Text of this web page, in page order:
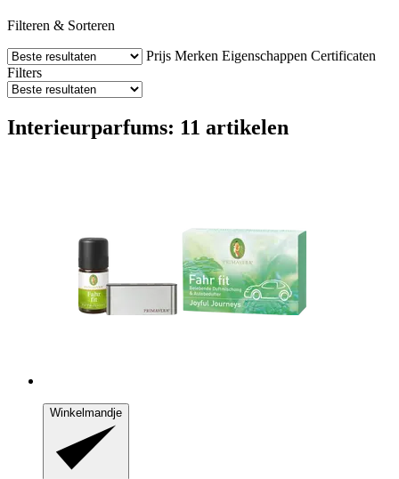
Filteren & Sorteren
Prijs Merken Eigenschappen Certificaten
Filters
Interieurparfums: 11 artikelen
Winkelmandje